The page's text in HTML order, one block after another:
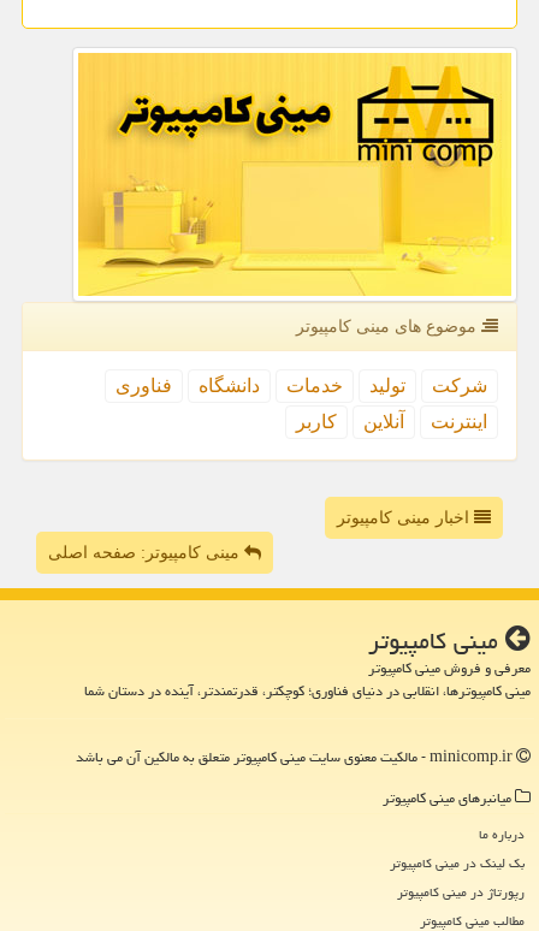
موضوع های مینی كامپیوتر
شركت تولید خدمات دانشگاه
فناوری
اینترنت
آنلاین كاربر
اخبار مینی کامپیوتر
مینی کامپیوتر: صفحه اصلی
مینی كامپیوتر
معرفی و فروش مینی کامپیوتر
مینی کامپیوترها، انقلابی در دنیای فناوری؛ کوچکتر، قدرتمندتر، آینده در دستان شما
میانبرهای مینی كامپیوتر
درباره ما
بک لینک در مینی كامپیوتر
رپورتاژ در مینی كامپیوتر
مطالب مینی كامپیوتر